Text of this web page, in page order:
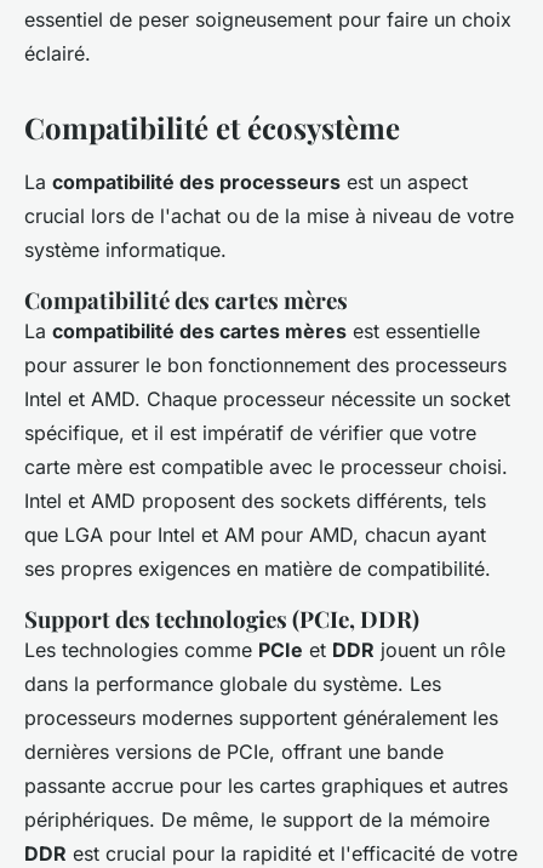
essentiel de peser soigneusement pour faire un choix
éclairé.
Compatibilité et écosystème
La compatibilité des processeurs est un aspect
crucial lors de l'achat ou de la mise à niveau de votre
système informatique.
Compatibilité des cartes mères
La compatibilité des cartes mères est essentielle
pour assurer le bon fonctionnement des processeurs
Intel et AMD. Chaque processeur nécessite un socket
spécifique, et il est impératif de vérifier que votre
carte mère est compatible avec le processeur choisi.
Intel et AMD proposent des sockets différents, tels
que LGA pour Intel et AM pour AMD, chacun ayant
ses propres exigences en matière de compatibilité.
Support des technologies (PCIe, DDR)
Les technologies comme PCIe et DDR jouent un rôle
dans la performance globale du système. Les
processeurs modernes supportent généralement les
dernières versions de PCIe, offrant une bande
passante accrue pour les cartes graphiques et autres
périphériques. De même, le support de la mémoire
DDR est crucial pour la rapidité et l'efficacité de votre